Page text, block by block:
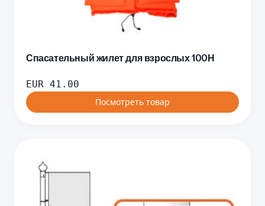
Спасательный жилет для взрослых 100Н
EUR 41.00
Посмотреть товар